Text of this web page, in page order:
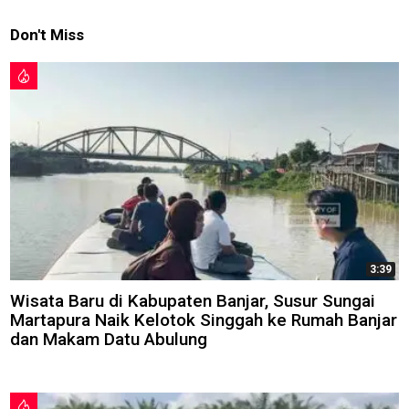
Don't Miss
3:39
Wisata Baru di Kabupaten Banjar, Susur Sungai
Martapura Naik Kelotok Singgah ke Rumah Banjar
dan Makam Datu Abulung